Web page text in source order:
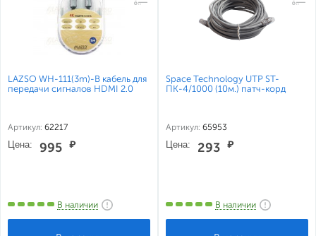
LAZSO WH-111(3m)-B кабель для
передачи сигналов HDMI 2.0
Артикул: 62217
Цена: 995 ₽
В наличии
Space Technology UTP ST-
ПК-4/1000 (10м.) патч-корд
Артикул: 65953
Цена: 293 ₽
В наличии